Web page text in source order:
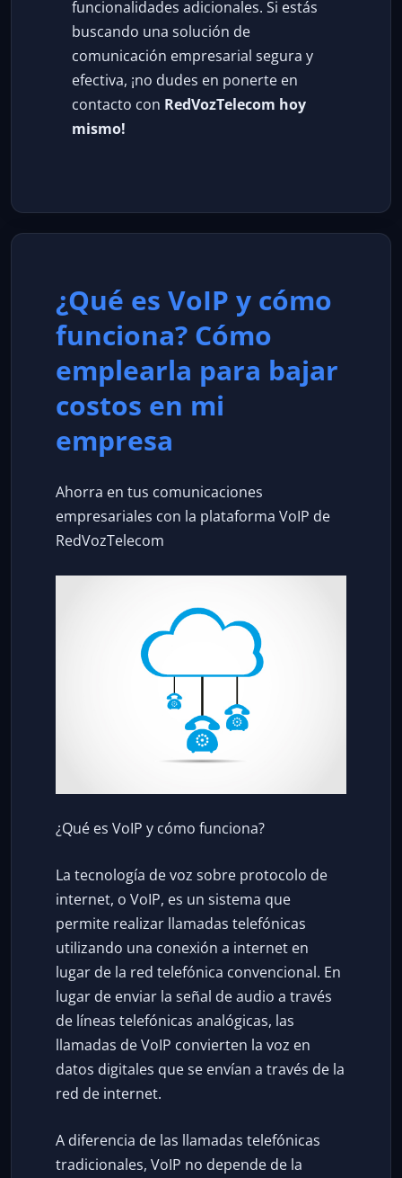
funcionalidades adicionales. Si estás
buscando una solución de
comunicación empresarial segura y
efectiva, ¡no dudes en ponerte en
contacto con RedVozTelecom hoy
mismo!
¿Qué es VoIP y cómo
funciona? Cómo
emplearla para bajar
costos en mi
empresa
Ahorra en tus comunicaciones
empresariales con la plataforma VoIP de
RedVozTelecom
¿Qué es VoIP y cómo funciona?
La tecnología de voz sobre protocolo de
internet, o VoIP, es un sistema que
permite realizar llamadas telefónicas
utilizando una conexión a internet en
lugar de la red telefónica convencional. En
lugar de enviar la señal de audio a través
de líneas telefónicas analógicas, las
llamadas de VoIP convierten la voz en
datos digitales que se envían a través de la
red de internet.
A diferencia de las llamadas telefónicas
tradicionales, VoIP no depende de la